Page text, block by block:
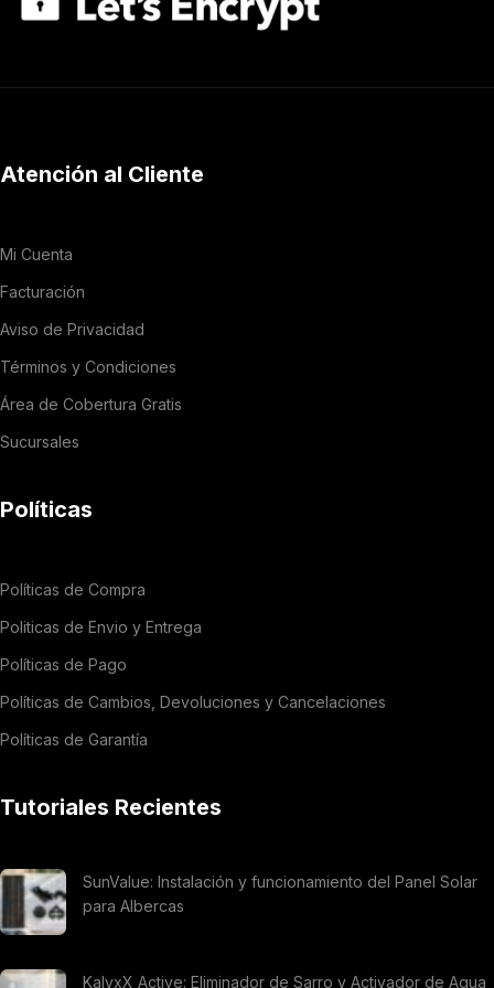
Atención al Cliente
Mi Cuenta
Facturación
Aviso de Privacidad
Términos y Condiciones
Área de Cobertura Gratis
Sucursales
Políticas
Políticas de Compra
Politicas de Envio y Entrega
Políticas de Pago
Políticas de Cambios, Devoluciones y Cancelaciones
Políticas de Garantía
Tutoriales Recientes
SunValue: Instalación y funcionamiento del Panel Solar
para Albercas
KalyxX Active: Eliminador de Sarro y Activador de Agua